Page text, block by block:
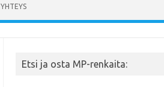
YHTEYS
Etsi ja osta MP-renkaita: